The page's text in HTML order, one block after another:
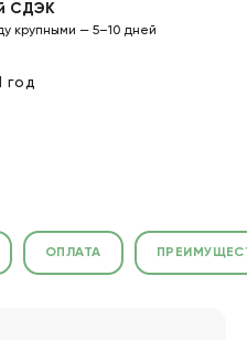
СДЭК
крупными — 5–10 дней
год
ОПЛАТА